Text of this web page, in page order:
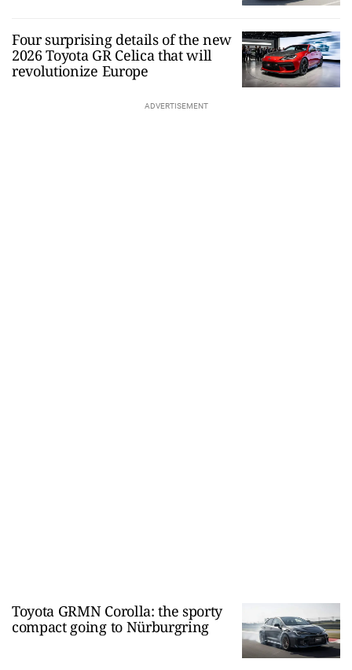
Four surprising details of the new
2026 Toyota GR Celica that will
revolutionize Europe
Toyota GRMN Corolla: the sporty
compact going to Nürburgring